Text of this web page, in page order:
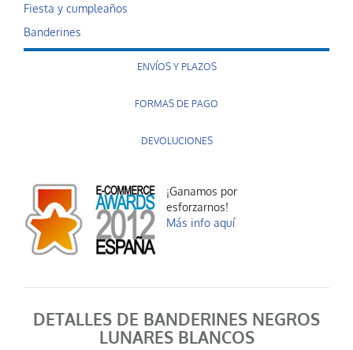
Fiesta y cumpleaños
Banderines
ENVÍOS Y PLAZOS
FORMAS DE PAGO
DEVOLUCIONES
¡Ganamos por
esforzarnos!
Más info aquí
DETALLES DE BANDERINES NEGROS
LUNARES BLANCOS